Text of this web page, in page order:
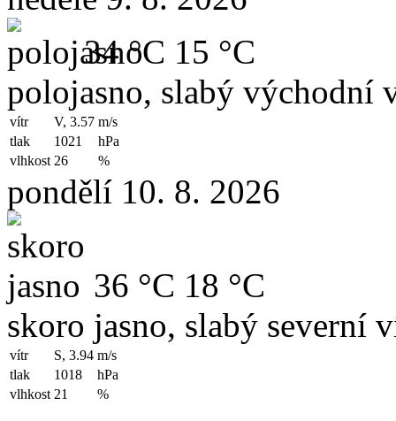
34 °C 15 °C
polojasno, slabý východní
vítr V, 3.57 m/s
tlak
1021
hPa
vlhkost 26 %
pondělí 10. 8. 2026
36 °C 18 °C
skoro jasno, slabý severní
vítr S, 3.94 m/s
tlak
1018
hPa
vlhkost 21 %